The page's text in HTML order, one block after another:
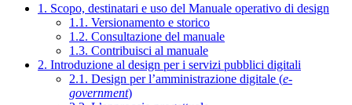
1. Scopo, destinatari e uso del Manuale operativo di design
1.1. Versionamento e storico
1.2. Consultazione del manuale
1.3. Contribuisci al manuale
2. Introduzione al design per i servizi pubblici digitali
2.1. Design per l’amministrazione digitale (e-
government)